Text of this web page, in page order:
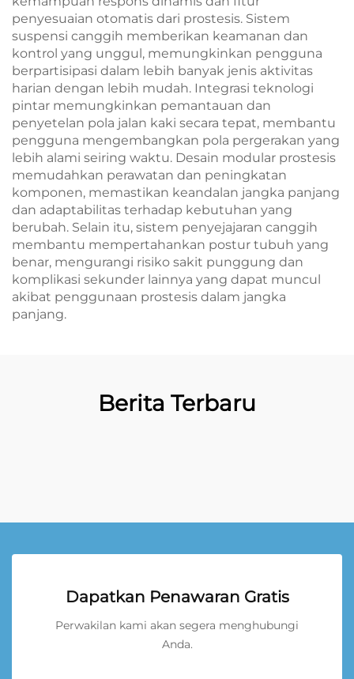
penyesuaian otomatis dari prostesis. Sistem
suspensi canggih memberikan keamanan dan
kontrol yang unggul, memungkinkan pengguna
berpartisipasi dalam lebih banyak jenis aktivitas
harian dengan lebih mudah. Integrasi teknologi
pintar memungkinkan pemantauan dan
penyetelan pola jalan kaki secara tepat, membantu
pengguna mengembangkan pola pergerakan yang
lebih alami seiring waktu. Desain modular prostesis
memudahkan perawatan dan peningkatan
komponen, memastikan keandalan jangka panjang
dan adaptabilitas terhadap kebutuhan yang
berubah. Selain itu, sistem penyejajaran canggih
membantu mempertahankan postur tubuh yang
benar, mengurangi risiko sakit punggung dan
komplikasi sekunder lainnya yang dapat muncul
akibat penggunaan prostesis dalam jangka
panjang.
Berita Terbaru
Dapatkan Penawaran Gratis
Perwakilan kami akan segera menghubungi
Anda.